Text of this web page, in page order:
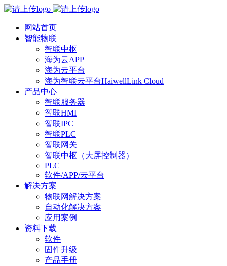
网站首页
智能物联
智联中枢
海为云APP
海为云平台
海为智联云平台HaiwellLink Cloud
产品中心
智联服务器
智联HMI
智联IPC
智联PLC
智联网关
智联中枢（大屏控制器）
PLC
软件/APP/云平台
解决方案
物联网解决方案
自动化解决方案
应用案例
资料下载
软件
固件升级
产品手册